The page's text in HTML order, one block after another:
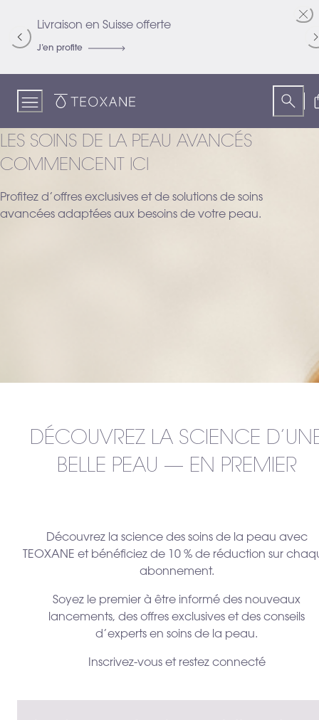
Content
Livraison en Suisse offerte
J’en profite
Teoxane
LES SOINS DE LA PEAU AVANCÉS
COMMENCENT ICI
Profitez d’offres exclusives et de solutions de soins
avancées adaptées aux besoins de votre peau.
DÉCOUVREZ LA SCIENCE
BELLE PEAU — EN PREMIER
Découvrez la science des soins de la peau avec
TEOXANE et bénéficiez de 10 % de réduction sur
abonnement.
Soyez le premier à être informé des nouveaux
lancements, des offres exclusives et des conseils
d’experts en soins de la peau.
Inscrivez-vous et restez connecté